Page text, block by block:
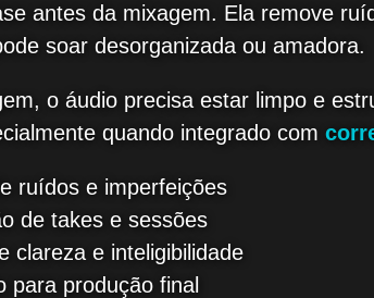
antes da mixagem. Ela remove
soar desorganizada ou amadora.
o áudio precisa estar limpo e
quando integrado com
ruídos e imperfeições
de takes e sessões
clareza e inteligibilidade
para produção final